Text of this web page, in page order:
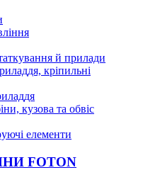
й прилади
кріпильні
кузова та обвіс
елементи
FOTON